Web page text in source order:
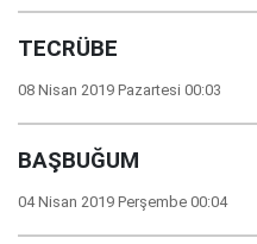
TECRÜBE
08 Nisan 2019 Pazartesi 00:03
BAŞBUĞUM
04 Nisan 2019 Perşembe 00:04